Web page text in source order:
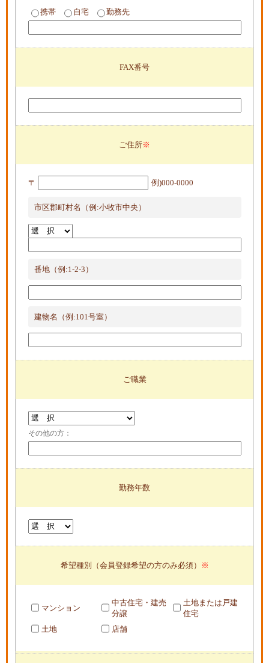
携帯 自宅 勤務先
FAX番号
ご住所
〒 例)000-0000
市区郡町村名（例:小牧市中央）
番地（例:1-2-3）
建物名（例:101号室）
ご職業
その他の方：
勤務年数
希望種別（会員登録希望の方のみ必須）
マンション
中古住宅・建売
分譲
土地または戸建
住宅
土地
店舗